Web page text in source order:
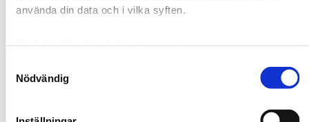
använda din data och i vilka syften.
kan ha en noggrannhet på upp till flera meter
Nödvändig
ANNONS •Gängkriminalitet är ett högaktuellt ämne som
Programmet baseras på dessa ungdomars antisociala